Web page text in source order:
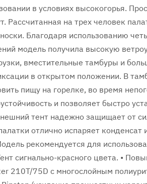
в условиях высокогорья.
Рассчитанная на трех человек
Благодаря использованию
модель получила высокую
вместительные тамбуры и
в открытом положении. В
пищу на горелке, во время
и позволяет быстро
тент надежно защищает от
отлично испаряет конденсат
рекомендуется для
сигнально-красного цвета. •
210T/75D с многослойным